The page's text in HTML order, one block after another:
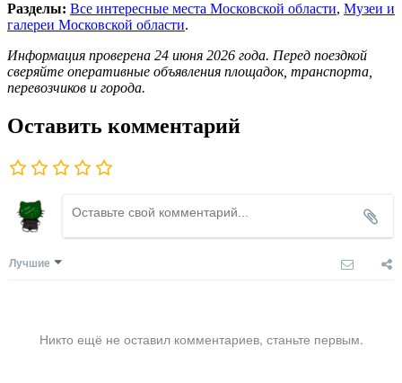
Разделы: Все интересные места Московской области, Музеи и
галереи Московской области.
Информация проверена 24 июня 2026 года. Перед поездкой
сверяйте оперативные объявления площадок, транспорта,
перевозчиков и города.
Оставить комментарий
Лучшие
Никто ещё не оставил комментариев, станьте первым.